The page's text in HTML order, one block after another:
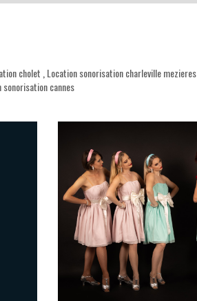
cholet Location sonorisation charleville mezieres,
sonorisation cannes